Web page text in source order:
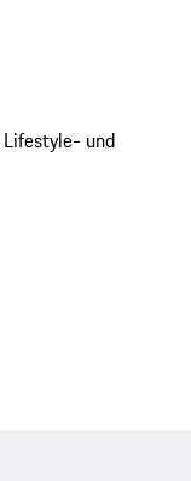
Lifestyle- und